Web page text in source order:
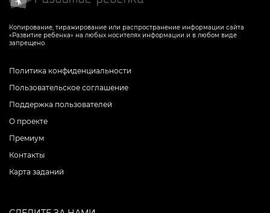
Копирование, тиражирование или распространение информации сайта
«Развитие ребенка» на любых носителях информации и в любом виде
запрещено.
Политика конфиденциальности
Пользовательское соглашение
Поддержка пользователей
О проекте
Премиум
Контакты
Карта заданий